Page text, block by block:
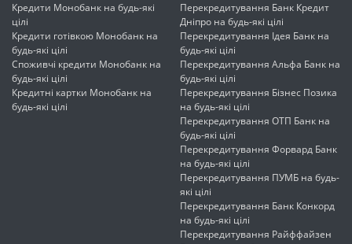
Кредити Монобанк на будь-які
цілі
Кредити готівкою Монобанк на
будь-які цілі
Споживчі кредити Монобанк на
будь-які цілі
Кредитні картки Монобанк на
будь-які цілі
Перекредитування Банк Кредит
Дніпро на будь-які цілі
Перекредитування Ідея Банк на
будь-які цілі
Перекредитування Альфа Банк на
будь-які цілі
Перекредитування Бізнес Позика
на будь-які цілі
Перекредитування ОТП Банк на
будь-які цілі
Перекредитування Форвард Банк
на будь-які цілі
Перекредитування ПУМБ на будь-
які цілі
Перекредитування Банк Конкорд
на будь-які цілі
Перекредитування Райффайзен